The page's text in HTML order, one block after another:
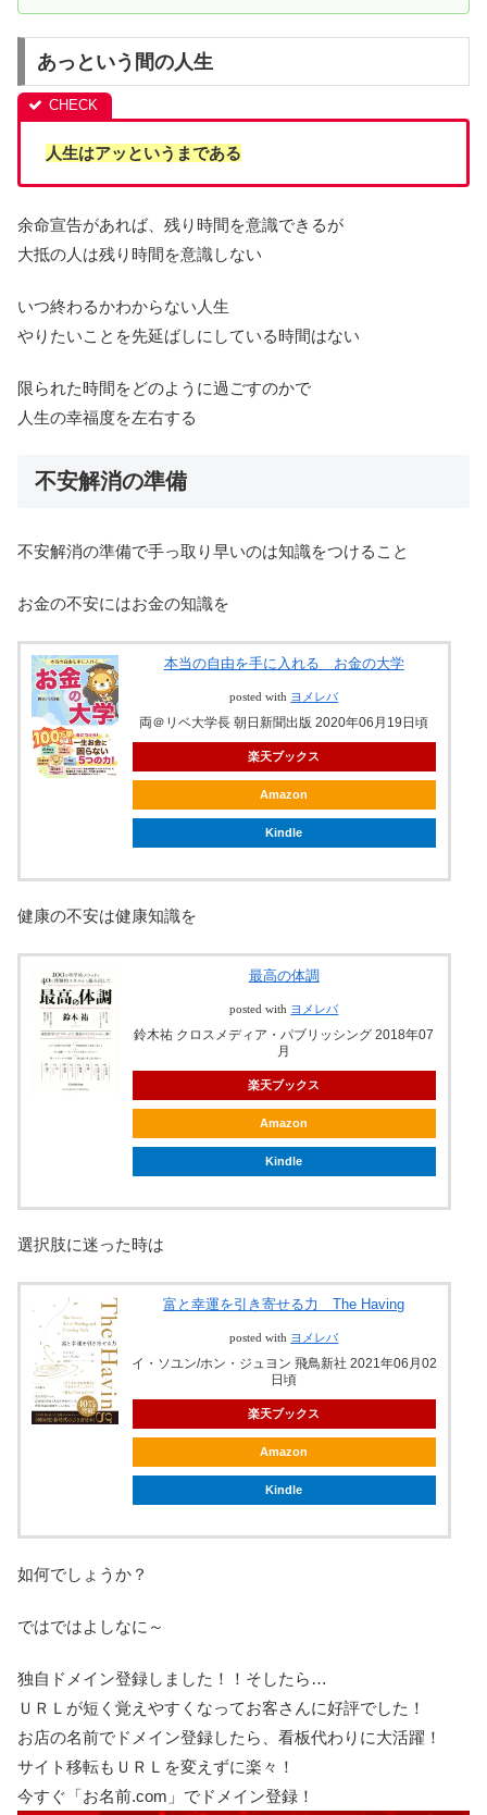
あっという間の人生
人生はアッというまである
余命宣告があれば、残り時間を意識できるが
大抵の人は残り時間を意識しない
いつ終わるかわからない人生
やりたいことを先延ばしにしている時間はない
限られた時間をどのように過ごすのかで
人生の幸福度を左右する
不安解消の準備
不安解消の準備で手っ取り早いのは知識をつけること
お金の不安にはお金の知識を
本当の自由を手に入れる お金の大学
posted with ヨメレバ
両＠リベ大学長 朝日新聞出版 2020年06月19日頃
楽天ブックス
Amazon
Kindle
健康の不安は健康知識を
最高の体調
posted with ヨメレバ
鈴木祐 クロスメディア・パブリッシング 2018年07
月
楽天ブックス
Amazon
Kindle
選択肢に迷った時は
富と幸運を引き寄せる力 The Having
posted with ヨメレバ
イ・ソユン/ホン・ジュヨン 飛鳥新社 2021年06月02
日頃
楽天ブックス
Amazon
Kindle
如何でしょうか？
ではではよしなに～
独自ドメイン登録しました！！そしたら…
ＵＲＬが短く覚えやすくなってお客さんに好評でした！
お店の名前でドメイン登録したら、看板代わりに大活躍！
サイト移転もＵＲＬを変えずに楽々！
今すぐ「お名前.com」でドメイン登録！